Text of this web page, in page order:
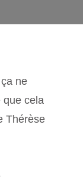
ne
que cela
Thérèse